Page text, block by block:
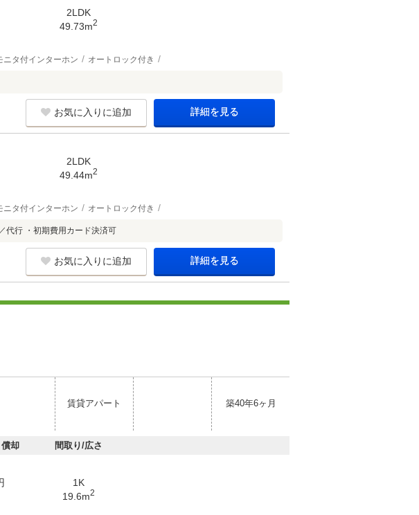
2LDK
49.73m2
ニタ付インターホン オートロック付き
お気に入りに追加 詳細を見る
2LDK
49.44m2
ニタ付インターホン オートロック付き
代行 ・初期費用カード決済可
お気に入りに追加 詳細を見る
賃貸アパート 築40年6ヶ月
却 間取り/広さ
1K
19.6m2